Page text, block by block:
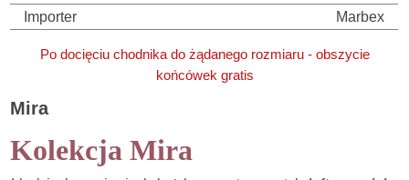
Importer
Marbex
Po docięciu chodnika do żądanego rozmiaru - obszycie
końcówek gratis
Mira
Kolekcja Mira